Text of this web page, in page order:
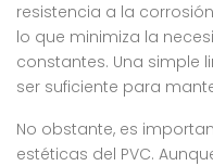
resistencia a la
lo que minimiza la
constantes. Una simple
ser suficiente para
No obstante, es
estéticas del PVC.